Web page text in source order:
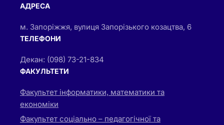
АДРЕСА
м. Запоріжжя, вулиця Запорізького козацтва, 6
ТЕЛЕФОНИ
Декан: (098) 73-21-834
ФАКУЛЬТЕТИ
Факультет інформатики, математики та
економіки
Факультет соціально – педагогічної та